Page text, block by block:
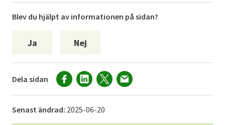
Blev du hjälpt av informationen på sidan?
Ja Nej
Dela sidan
Senast ändrad: 2025-06-20